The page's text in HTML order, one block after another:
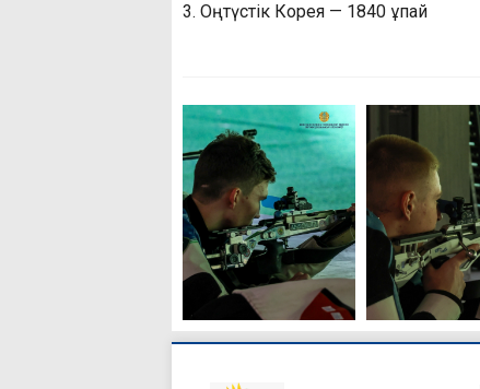
3. Оңтүстік Корея — 1840 ұпай